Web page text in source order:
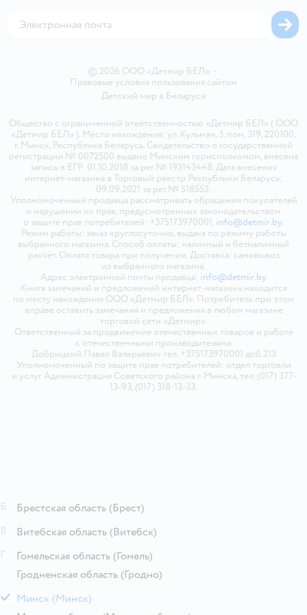
© 2026 ООО «Детмир БЕЛ» •
Правовые условия пользования сайтом
Детский мир в Беларуси
Общество с ограниченной ответственностью «Детмир БЕЛ» ( ООО
«Детмир БЕЛ» ). Место нахождения: ул. Кульман, 3, пом. 319, 220100,
г. Минск, Республика Беларусь. Свидетельство о государственной
регистрации № 0072500 выдано Минским горисполкомом, внесена
запись в ЕГР 01.10.2018 за рег.№ 193143448. Дата внесения
интернет-магазина в Торговый реестр Республики Беларусь:
09.09.2021 за рег.№ 518552.
Уполномоченный продавца рассматривать обращения покупателей
о нарушении их прав, предусмотренных законодательством
о защите прав потребителей: +375173970001, info@detmir.by.
Режим работы: заказ круглосуточно, выдача по режиму работы
выбранного магазина. Способ оплаты: наличный и безналичный
расчёт. Оплата товара при получении. Доставка: самовывоз
из выбранного магазина.
Адрес электронной почты продавца: info@detmir.by
Книга замечаний и предложений интернет-магазина находится
по месту нахождения ООО «Детмир БЕЛ». Потребитель при этом
вправе оставить замечания и предложения в любом магазине
торговой сети «Детмир».
Ответственный за продвижение отечественных товаров и работе
с отечественными производителями
Добрицкий Павел Валерьевич тел. +375173970001 доб.213
Уполномоченный по защите прав потребителей: отдел торговли
и услуг Администрация Советского района г. Минска, тел. (017) 377-
13-93, (017) 318-13-33.
Брестская область (Брест)
Витебская область (Витебск)
Гомельская область (Гомель)
Гродненская область (Гродно)
М Минск (Минск)